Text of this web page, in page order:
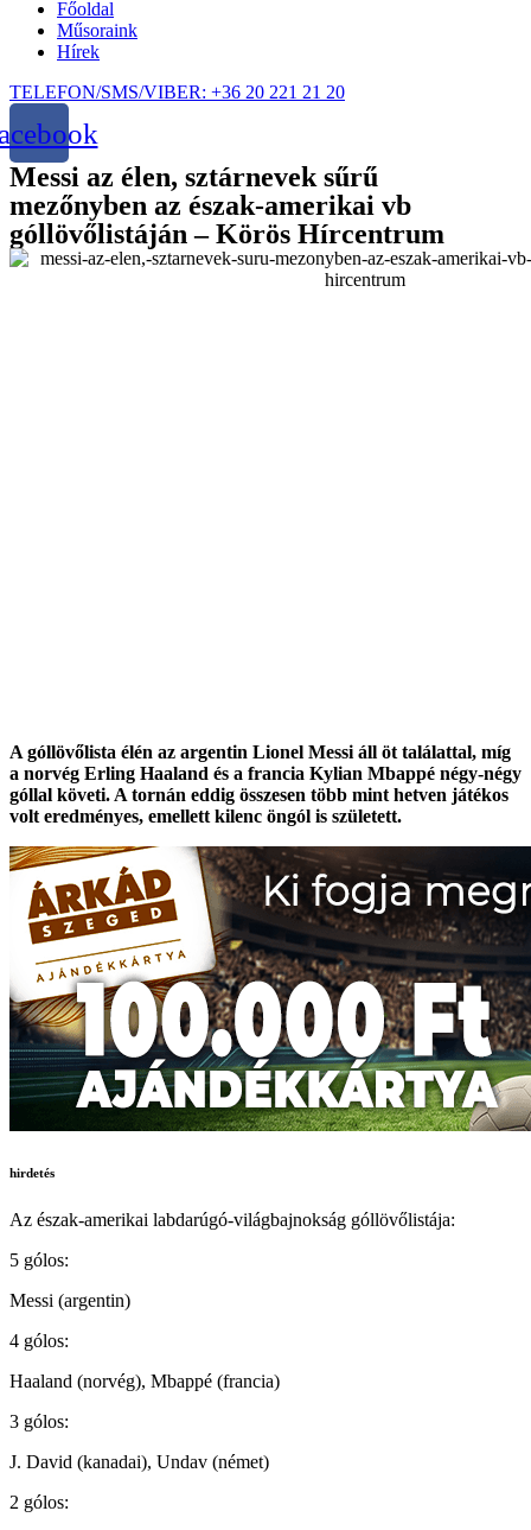
Főoldal
Műsoraink
Hírek
TELEFON/SMS/VIBER: +36 20 221 21 20
Messi az élen, sztárnevek sűrű
mezőnyben az észak-amerikai vb
góllövőlistáján – Körös Hírcentrum
A góllövőlista élén az argentin Lionel Messi áll öt találattal, míg
a norvég Erling Haaland és a francia Kylian Mbappé négy-négy
góllal követi. A tornán eddig összesen több mint hetven játékos
volt eredményes, emellett kilenc öngól is született.
hirdetés
Az észak-amerikai labdarúgó-világbajnokság góllövőlistája:
5 gólos:
Messi (argentin)
4 gólos:
Haaland (norvég), Mbappé (francia)
3 gólos:
J. David (kanadai), Undav (német)
2 gólos: